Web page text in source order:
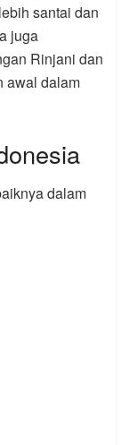
santai dan
juga
Rinjani dan
awal dalam
dalam